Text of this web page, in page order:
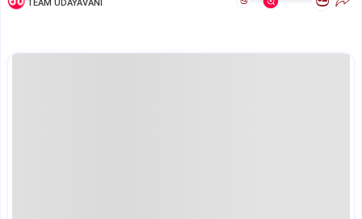
TEAM UDAYAVANI